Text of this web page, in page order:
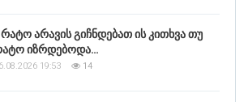
რატო არავის გიჩნდებათ ის კითხვა თუ
იზრდებოდა…
19:53 14